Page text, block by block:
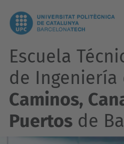
Escuela
de Ingeniería
Caminos,
Puertos de